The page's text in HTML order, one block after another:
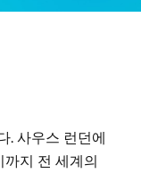
. 사우스 런던에
지 전 세계의